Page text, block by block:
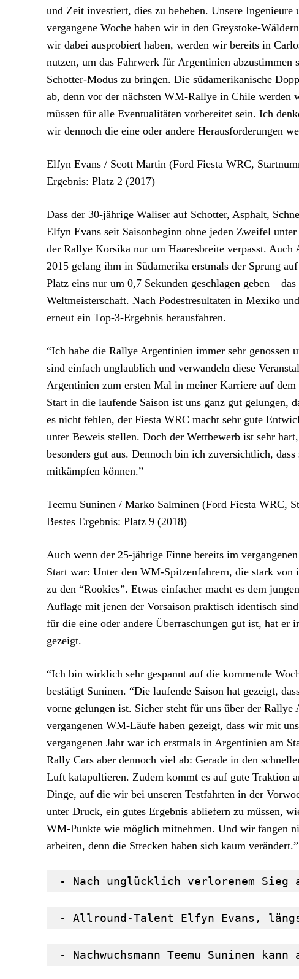
und Zeit investiert, dies zu beheben. Unsere
vergangene Woche haben wir in den Greystoke-
wir dabei ausprobiert haben, werden wir bereits in
nutzen, um das Fahrwerk für Argentinien
Schotter-Modus zu bringen. Die südamerikanische
ab, denn vor der nächsten WM-Rallye in Chile
müssen für alle Eventualitäten vorbereitet sein. Ich
wir dennoch die eine oder andere Herausforderungen
Elfyn Evans / Scott Martin (Ford Fiesta WRC,
Ergebnis: Platz 2 (2017)
Dass der 30-jährige Waliser auf Schotter, Asphalt,
Elfyn Evans seit Saisonbeginn ohne jeden Zweifel
der Rallye Korsika nur um Haaresbreite verpasst.
2015 gelang ihm in Südamerika erstmals der Sprung
Platz eins nur um 0,7 Sekunden geschlagen geben –
Weltmeisterschaft. Nach Podestresultaten in Mexiko
erneut ein Top-3-Ergebnis herausfahren.
“Ich habe die Rallye Argentinien immer sehr genossen
sind einfach unglaublich und verwandeln diese
Argentinien zum ersten Mal in meiner Karriere auf
Start in die laufende Saison ist uns ganz gut
es nicht fehlen, der Fiesta WRC macht sehr gute
unter Beweis stellen. Doch der Wettbewerb ist sehr
besonders gut aus. Dennoch bin ich zuversichtlich,
mitkämpfen können.”
Teemu Suninen / Marko Salminen (Ford Fiesta WRC,
Bestes Ergebnis: Platz 9 (2018)
Auch wenn der 25-jährige Finne bereits im
Start war: Unter den WM-Spitzenfahrern, die stark
zu den “Rookies”. Etwas einfacher macht es dem
Auflage mit jenen der Vorsaison praktisch identisch
für die eine oder andere Überraschungen gut ist, hat er
gezeigt.
“Ich bin wirklich sehr gespannt auf die kommende
bestätigt Suninen. “Die laufende Saison hat gezeigt,
vorne gelungen ist. Sicher steht für uns über der Rallye
vergangenen WM-Läufe haben gezeigt, dass wir mit
vergangenen Jahr war ich erstmals in Argentinien am
Rally Cars aber dennoch viel ab: Gerade in den
Luft katapultieren. Zudem kommt es auf gute Traktion
Dinge, auf die wir bei unseren Testfahrten in der
unter Druck, ein gutes Ergebnis abliefern zu müssen,
WM-Punkte wie möglich mitnehmen. Und wir fangen
arbeiten, denn die Strecken haben sich kaum verändert.”
- Nach unglücklich verlorenem Sieg
- Allround-Talent Elfyn Evans,
- Nachwuchsmann Teemu Suninen